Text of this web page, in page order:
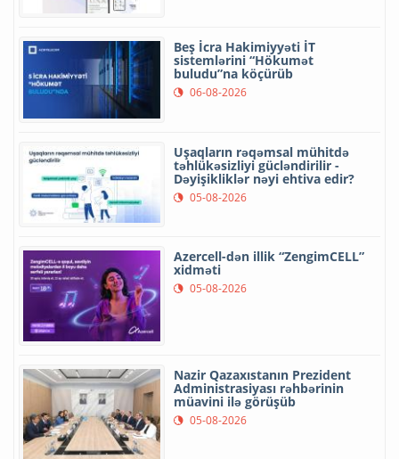
Beş İcra Hakimiyyəti İT
sistemlərini “Hökumət
buludu”na köçürüb
06-08-2026
Uşaqların rəqəmsal mühitdə
təhlükəsizliyi gücləndirilir -
Dəyişikliklər nəyi ehtiva edir?
05-08-2026
Azercell-dən illik “ZengimCELL”
xidməti
05-08-2026
Nazir Qazaxıstanın Prezident
Administrasiyası rəhbərinin
müavini ilə görüşüb
05-08-2026